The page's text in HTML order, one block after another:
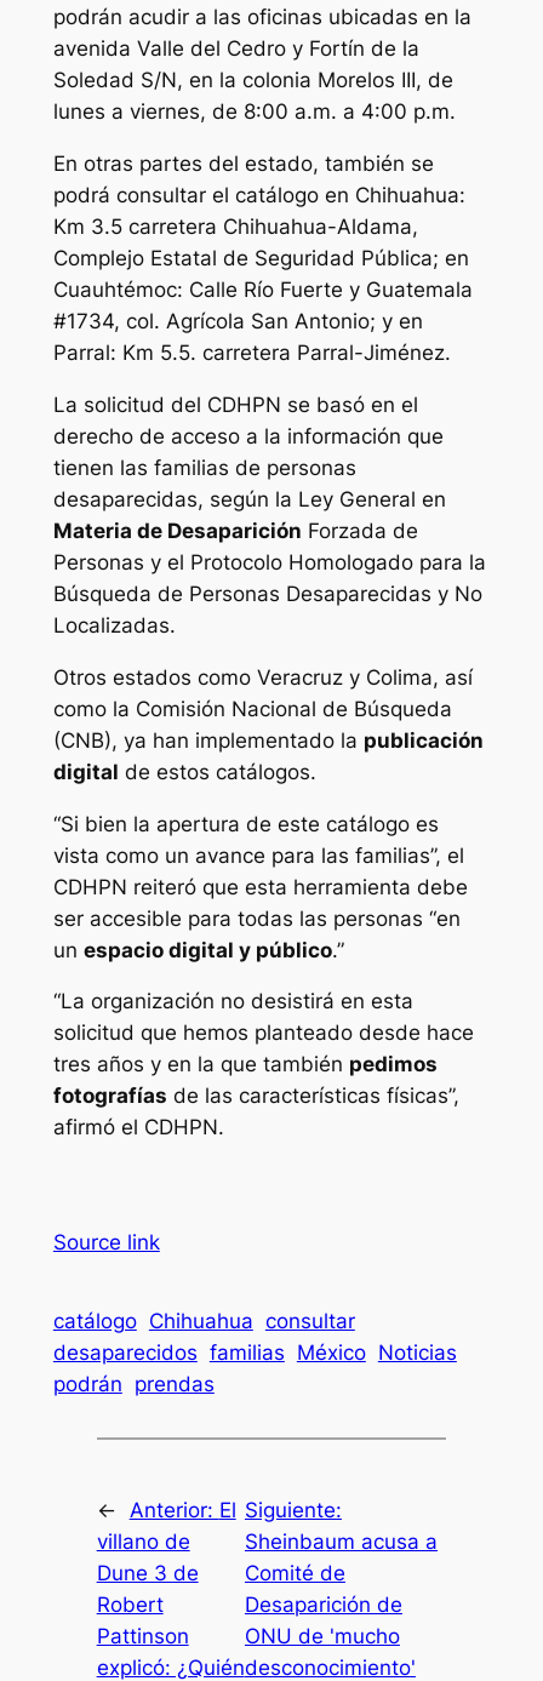
podrán acudir a las oficinas ubicadas en la
avenida Valle del Cedro y Fortín de la
Soledad S/N, en la colonia Morelos III, de
lunes a viernes, de 8:00 a.m. a 4:00 p.m.
En otras partes del estado, también se
podrá consultar el catálogo en Chihuahua:
Km 3.5 carretera Chihuahua-Aldama,
Complejo Estatal de Seguridad Pública; en
Cuauhtémoc: Calle Río Fuerte y Guatemala
#1734, col. Agrícola San Antonio; y en
Parral: Km 5.5. carretera Parral-Jiménez.
La solicitud del CDHPN se basó en el
derecho de acceso a la información que
tienen las familias de personas
desaparecidas, según la Ley General en
Materia de Desaparición Forzada de
Personas y el Protocolo Homologado para la
Búsqueda de Personas Desaparecidas y No
Localizadas.
Otros estados como Veracruz y Colima, así
como la Comisión Nacional de Búsqueda
(CNB), ya han implementado la publicación
digital de estos catálogos.
“Si bien la apertura de este catálogo es
vista como un avance para las familias”, el
CDHPN reiteró que esta herramienta debe
ser accesible para todas las personas “en
un espacio digital y público.”
“La organización no desistirá en esta
solicitud que hemos planteado desde hace
tres años y en la que también pedimos
fotografías de las características físicas”,
afirmó el CDHPN.
Source link
catálogo Chihuahua consultar
desaparecidos familias México Noticias
podrán prendas
← Anterior: El
villano de
Dune 3 de
Robert
Pattinson
explicó: ¿Quién
Siguiente:
Sheinbaum acusa a
Comité de
Desaparición de
ONU de 'mucho
desconocimiento'